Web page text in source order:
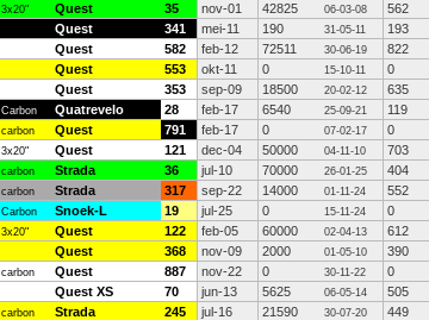
3x20" Quest 35 nov-01 42825 06-03-08 562
Quest 341 mei-11 190 31-05-11 193
Quest 582 feb-12 72511 30-06-19 822
Quest 553 okt-11 0 15-10-11 0
Quest 353 sep-09 18500 20-02-12 635
Carbon Quatrevelo 28 feb-17 6540 25-09-21 119
carbon Quest 791 feb-17 0 07-02-17 0
3x20" Quest 121 dec-04 50000 04-11-10 703
carbon Strada 36 jul-10 70000 26-01-25 404
carbon Strada 317 sep-22 14000 01-11-24 552
Carbon Snoek-L 19 jul-25 0 15-11-24 0
3x20" Quest 122 feb-05 60000 02-04-13 612
Quest 368 nov-09 2000 01-05-10 390
carbon Quest 887 nov-22 0 30-11-22 0
Quest XS 70 jun-13 5625 06-05-14 505
carbon Strada 245 jul-16 21590 30-07-20 449